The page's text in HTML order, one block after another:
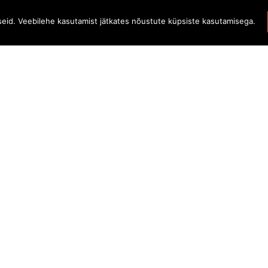
Veebilehe kasutamist jätkates nõustute küpsiste kasutamisega.